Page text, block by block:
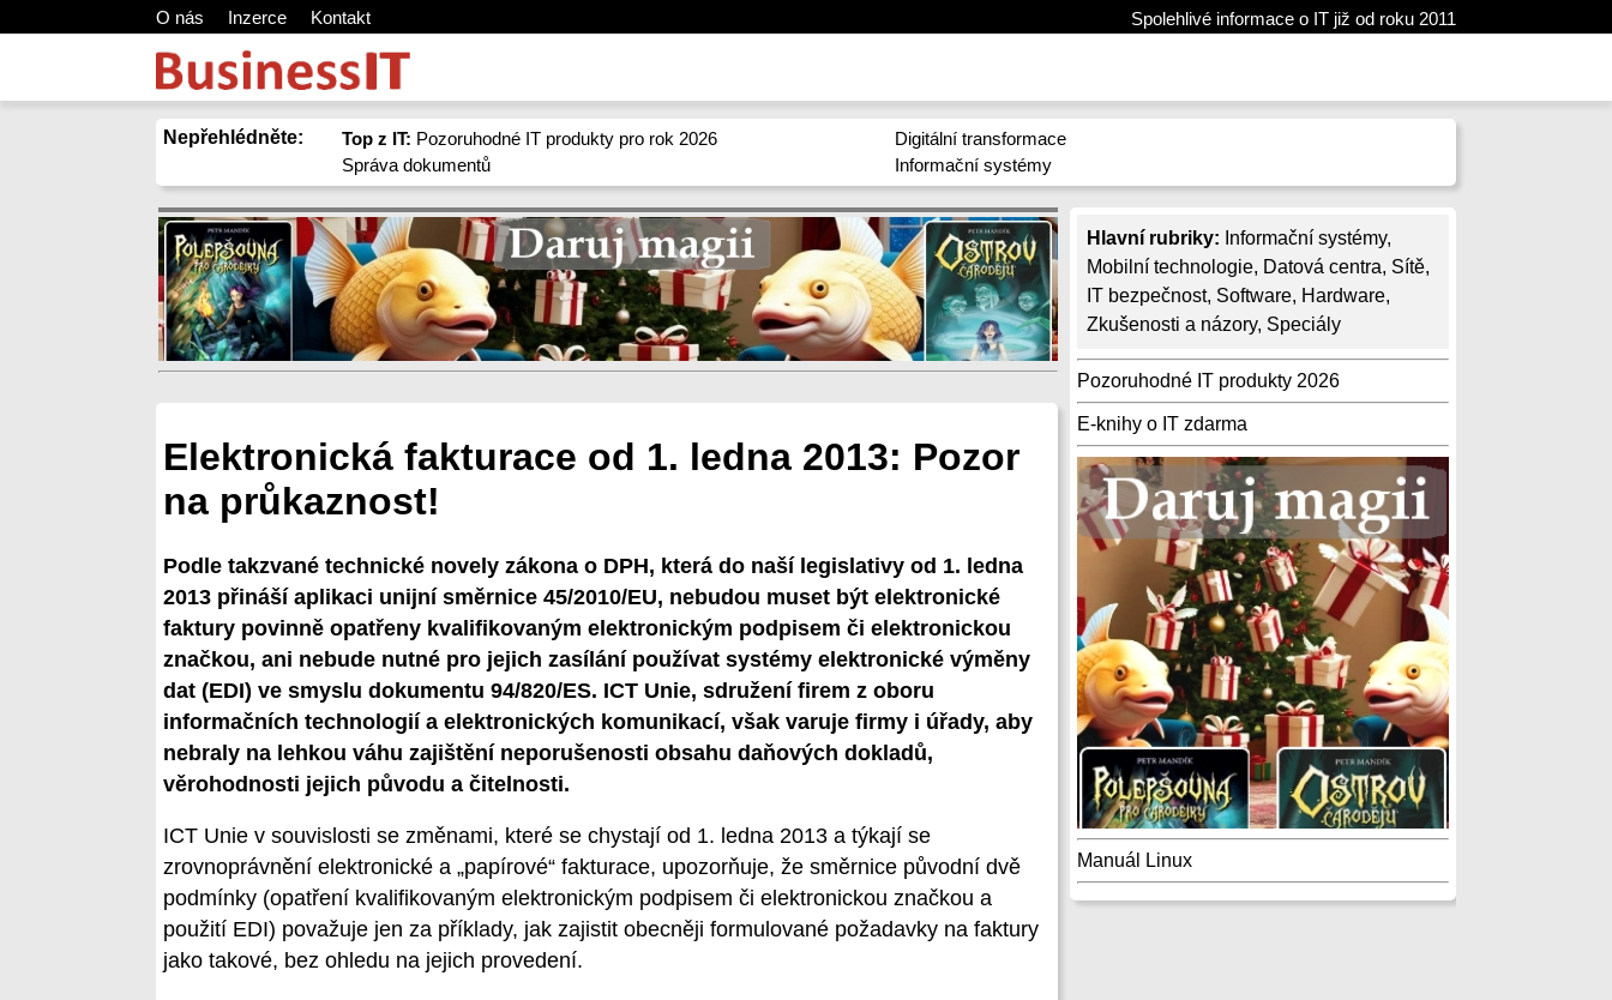
O nás Inzerce Kontakt Spolehlivé informace o IT již od roku 2011
Nepřehlédněte: Top z IT: Pozoruhodné IT produkty pro rok 2026
Správa dokumentů
Digitální transformace
Informační systémy
Hlavní rubriky: Informační systémy,
Mobilní technologie, Datová centra, Sítě,
IT bezpečnost, Software, Hardware,
Zkušenosti a názory, Speciály
Pozoruhodné IT produkty 2026
E-knihy o IT zdarma
Manuál Linux
Elektronická fakturace od 1. ledna 2013: Pozor
na průkaznost!
Podle takzvané technické novely zákona o DPH, která do naší legislativy od 1. ledna
2013 přináší aplikaci unijní směrnice 45/2010/EU, nebudou muset být elektronické
faktury povinně opatřeny kvalifikovaným elektronickým podpisem či elektronickou
značkou, ani nebude nutné pro jejich zasílání používat systémy elektronické výměny
dat (EDI) ve smyslu dokumentu 94/820/ES. ICT Unie, sdružení firem z oboru
informačních technologií a elektronických komunikací, však varuje firmy i úřady, aby
nebraly na lehkou váhu zajištění neporušenosti obsahu daňových dokladů,
věrohodnosti jejich původu a čitelnosti.
ICT Unie v souvislosti se změnami, které se chystají od 1. ledna 2013 a týkají se
zrovnoprávnění elektronické a „papírové“ fakturace, upozorňuje, že směrnice původní dvě
podmínky (opatření kvalifikovaným elektronickým podpisem či elektronickou značkou a
použití EDI) považuje jen za příklady, jak zajistit obecněji formulované požadavky na faktury
jako takové, bez ohledu na jejich provedení.